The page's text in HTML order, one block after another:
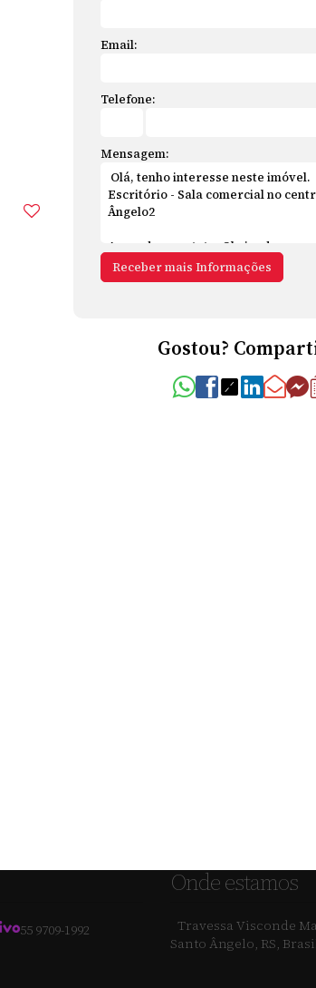
Email:
Telefone:
Mensagem:
Gostou?
55 9709-1992
Onde estamos
Travessa Visconde
Santo Ângelo, RS,